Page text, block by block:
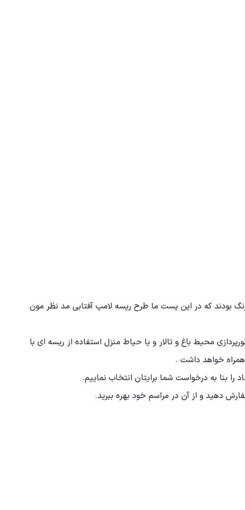
بودند که در این پست ما طرح ریسه لامپ آفتابی مد نظر مون
محیط باغ و تالار و یا حیاط منزل استفاده از ریسه ای با
همراه خواهد داشت .
بنا به درخواست شما برایتان انتخاب نماییم.
دهید و از آن در مراسم خود بهره ببرید.